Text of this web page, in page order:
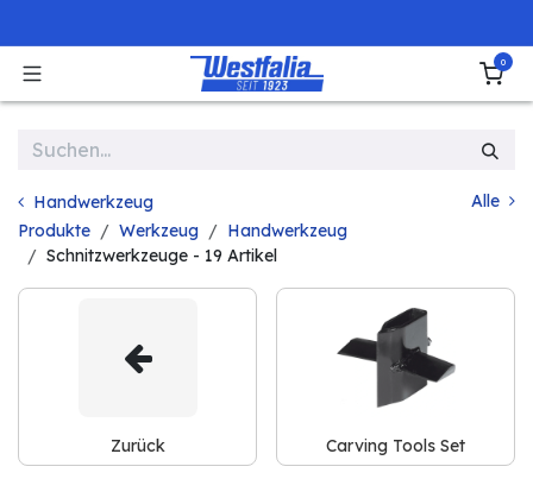
0
Handwerkzeug
Alle
Produkte
Werkzeug
Handwerkzeug
Schnitzwerkzeuge - 19 Artikel
Zurück Carving Tools Set